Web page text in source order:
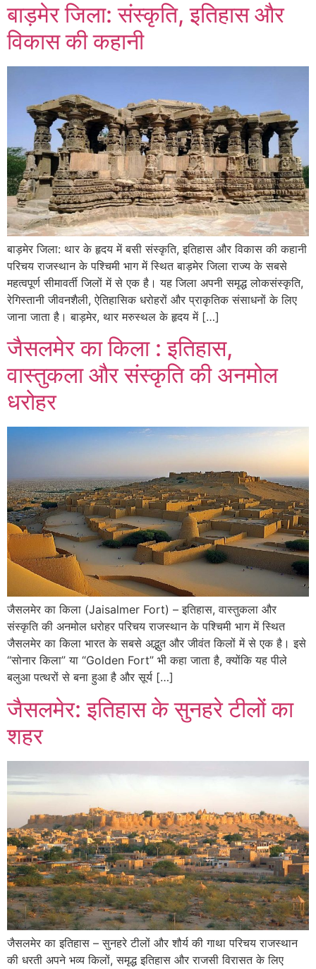
बाड़मेर जिला: संस्कृति, इतिहास और
विकास की कहानी
बाड़मेर जिला: थार के हृदय में बसी संस्कृति, इतिहास और विकास की कहानी
परिचय राजस्थान के पश्चिमी भाग में स्थित बाड़मेर जिला राज्य के सबसे
महत्वपूर्ण सीमावर्ती जिलों में से एक है। यह जिला अपनी समृद्ध लोकसंस्कृति,
रेगिस्तानी जीवनशैली, ऐतिहासिक धरोहरों और प्राकृतिक संसाधनों के लिए
जाना जाता है। बाड़मेर, थार मरुस्थल के हृदय में […]
जैसलमेर का किला : इतिहास,
वास्तुकला और संस्कृति की अनमोल
धरोहर
जैसलमेर का किला (Jaisalmer Fort) – इतिहास, वास्तुकला और
संस्कृति की अनमोल धरोहर परिचय राजस्थान के पश्चिमी भाग में स्थित
जैसलमेर का किला भारत के सबसे अद्भुत और जीवंत किलों में से एक है। इसे
“सोनार किला” या “Golden Fort” भी कहा जाता है, क्योंकि यह पीले
बलुआ पत्थरों से बना हुआ है और सूर्य […]
जैसलमेर: इतिहास के सुनहरे टीलों का
शहर
जैसलमेर का इतिहास – सुनहरे टीलों और शौर्य की गाथा परिचय राजस्थान
की धरती अपने भव्य किलों, समृद्ध इतिहास और राजसी विरासत के लिए